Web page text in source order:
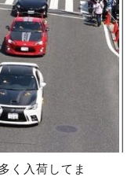
く入荷してま